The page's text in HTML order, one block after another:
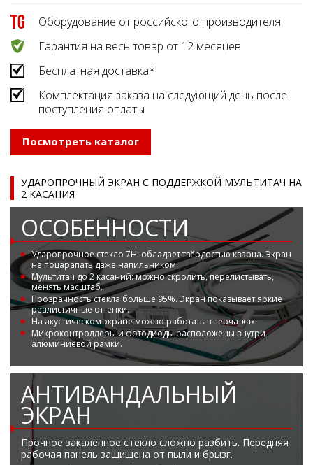
Оборудование от российского производителя
Гарантия на весь товар от 12 месяцев
Бесплатная доставка*
Комплектация заказа на следующий день после
поступления оплаты
Посмотреть каталог
УДАРОПРОЧНЫЙ ЭКРАН С ПОДДЕРЖКОЙ МУЛЬТИТАЧ НА
2 КАСАНИЯ
ОСОБЕННОСТИ
Ударопрочное стекло 7Н: обладает твёрдостью кварца. Экран
не поцарапать даже напильником.
Мультитач до 2 касаний: можно скролить, перелистывать,
менять масштаб.
Прозрачность стекла больше 95%. Экран показывает яркие
реалистичные оттенки.
На акустическом экране можно работать в перчатках.
Микроконтроллеры и фотодиоды расположены внутри
алюминиевой рамки.
АНТИВАНДАЛЬНЫЙ
ЭКРАН
Прочное закалённое стекло сложно разбить. Передняя
рабочая панель защищена от пыли и брызг.